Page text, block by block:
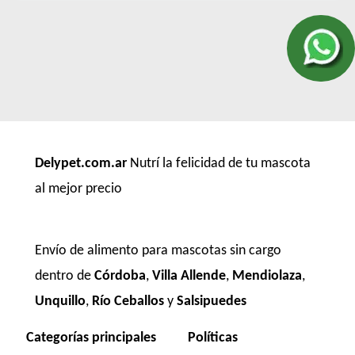
Delypet.com.ar Nutrí la felicidad de tu mascota
al mejor precio
Envío de alimento para mascotas sin cargo
dentro de Córdoba, Villa Allende, Mendiolaza,
Unquillo, Río Ceballos y Salsipuedes
Categorías principales Políticas